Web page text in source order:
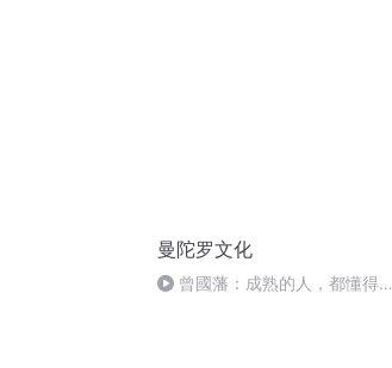
曼陀罗文化
曾國藩：成熟的人，都懂得成